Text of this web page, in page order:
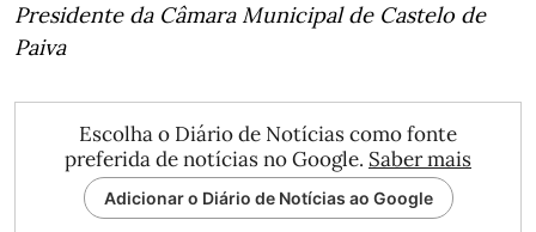
Presidente da Câmara Municipal de Castelo de
Paiva
Escolha o Diário de Notícias como fonte
preferida de notícias no Google. Saber mais
Adicionar o Diário de Notícias ao Google